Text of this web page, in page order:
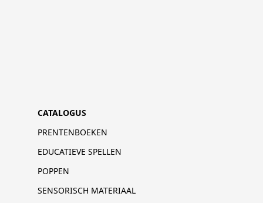
CATALOGUS
PRENTENBOEKEN
EDUCATIEVE SPELLEN
POPPEN
SENSORISCH MATERIAAL